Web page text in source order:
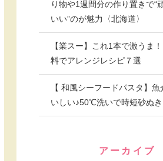
り物や1週間分の作り置きで“
いい”のが魅力〈北海道〉
【業スー】これ1本で激うま
料でアレンジレシピ７選
【 和風シーフードパスタ】
いしい♪50℃洗いで時短砂ぬき
アーカイブ